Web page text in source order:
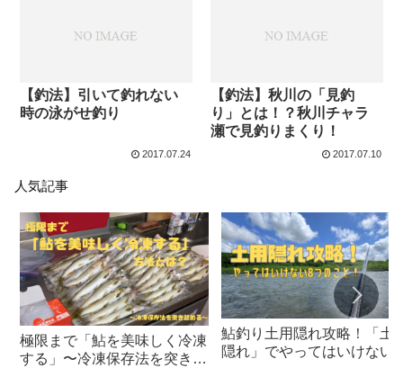
【釣法】引いて釣れない
時の泳がせ釣り
2017.07.24
【釣法】秋川の「見釣
り」とは！？秋川チャラ
瀬で見釣りまくり！
2017.07.10
人気記事
極限まで「鮎を美味しく冷凍
する」〜冷凍保存法を突き詰
鮎釣り土用隠れ攻略！「土
隠れ」でやってはいけない8